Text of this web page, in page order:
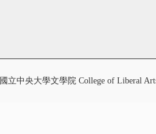
國立中央大學文學院 College of Liberal